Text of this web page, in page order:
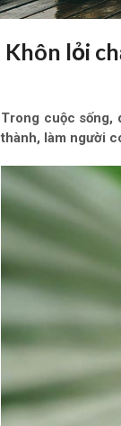
Khôn lỏi
Trong cuộc sống,
thành, làm người